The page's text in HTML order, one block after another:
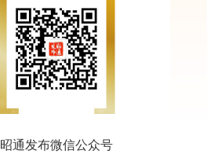
昭通发布微信公众号